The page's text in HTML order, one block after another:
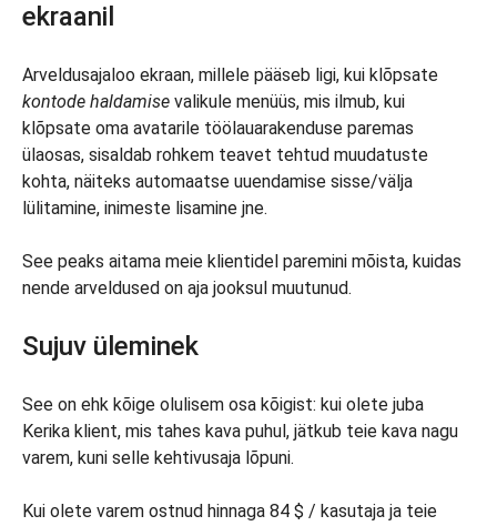
ekraanil
Arveldusajaloo ekraan, millele pääseb ligi, kui klõpsate
kontode haldamise valikule menüüs, mis ilmub, kui
klõpsate oma avatarile töölauarakenduse paremas
ülaosas, sisaldab rohkem teavet tehtud muudatuste
kohta, näiteks automaatse uuendamise sisse/välja
lülitamine, inimeste lisamine jne.
See peaks aitama meie klientidel paremini mõista, kuidas
nende arveldused on aja jooksul muutunud.
Sujuv üleminek
See on ehk kõige olulisem osa kõigist: kui olete juba
Kerika klient, mis tahes kava puhul, jätkub teie kava nagu
varem, kuni selle kehtivusaja lõpuni.
Kui olete varem ostnud hinnaga 84 $ / kasutaja ja teie